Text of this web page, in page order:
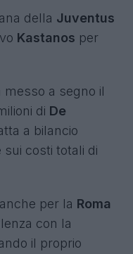
della Juventus
Kastanos per
a segno il
di De
a bilancio
sui costi totali di
per la Roma
con la
il proprio